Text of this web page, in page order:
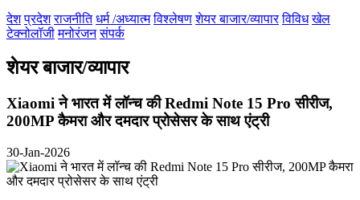
देश प्रदेश राजनीति धर्म /अध्यात्म विश्लेषण शेयर बाजार/व्यापार विविध खेल
टेक्नोलॉजी मनोरंजन संपर्क
शेयर बाजार/व्यापार
Xiaomi ने भारत में लॉन्च की Redmi Note 15 Pro सीरीज,
200MP कैमरा और दमदार प्रोसेसर के साथ एंट्री
30-Jan-2026